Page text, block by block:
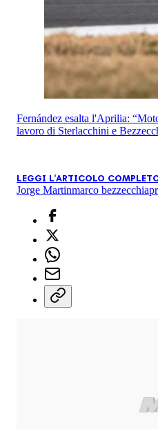
Fernández esalta l'Aprilia:
lavoro di Sterlacchini e
LEGGI L'ARTICOLO
Jorge Martinmarco bezzecchi